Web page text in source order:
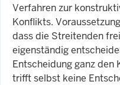
Verfahren zur
Konflikts.
dass die Streitenden
eigenständig
Entscheidung ganz den
trifft selbst keine